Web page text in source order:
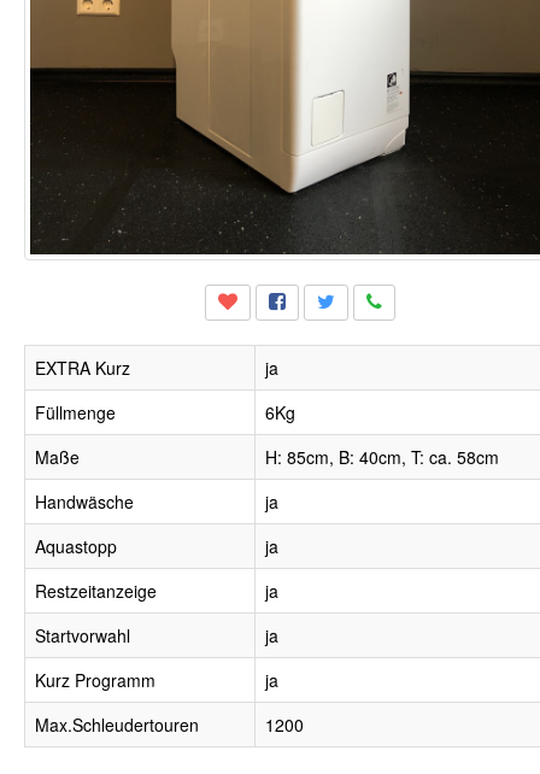
EXTRA Kurz
ja
Füllmenge
6Kg
Maße
H: 85cm, B: 40cm, T: ca. 58cm
Handwäsche
ja
Aquastopp
ja
Restzeitanzeige
ja
Startvorwahl
ja
Kurz Programm
ja
Max.Schleudertouren
1200